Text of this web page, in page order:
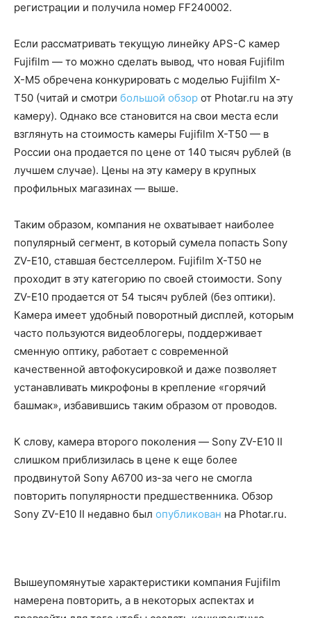
регистрации и получила номер FF240002.
Если рассматривать текущую линейку APS-C камер
Fujifilm — то можно сделать вывод, что новая Fujifilm
X-M5 обречена конкурировать с моделью Fujifilm X-
T50 (читай и смотри большой обзор от Photar.ru на эту
камеру). Однако все становится на свои места если
взглянуть на стоимость камеры Fujifilm X-T50 — в
России она продается по цене от 140 тысяч рублей (в
лучшем случае). Цены на эту камеру в крупных
профильных магазинах — выше.
Таким образом, компания не охватывает наиболее
популярный сегмент, в который сумела попасть Sony
ZV-E10, ставшая бестселлером. Fujifilm X-T50 не
проходит в эту категорию по своей стоимости. Sony
ZV-E10 продается от 54 тысяч рублей (без оптики).
Камера имеет удобный поворотный дисплей, которым
часто пользуются видеоблогеры, поддерживает
сменную оптику, работает с современной
качественной автофокусировкой и даже позволяет
устанавливать микрофоны в крепление «горячий
башмак», избавившись таким образом от проводов.
К слову, камера второго поколения — Sony ZV-E10 II
слишком приблизилась в цене к еще более
продвинутой Sony A6700 из-за чего не смогла
повторить популярности предшественника. Обзор
Sony ZV-E10 II недавно был опубликован на Photar.ru.
Вышеупомянутые характеристики компания Fujifilm
намерена повторить, а в некоторых аспектах и